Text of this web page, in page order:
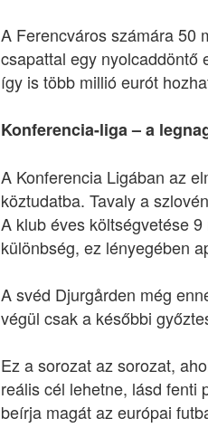
A Ferencváros számára 50
csapattal egy nyolcaddöntő
így is több millió eurót
Konferencia-liga – a
A Konferencia Ligában az
köztudatba. Tavaly a
A klub éves költségvetése
különbség, ez lényegében
A svéd Djurgården még
végül csak a későbbi
Ez a sorozat az sorozat,
reális cél lehetne, lásd fenti
beírja magát az európai